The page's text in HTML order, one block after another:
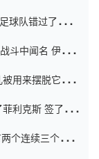
球队错过了世界
斗中闻名 伊万放
用来摆脱它
利克斯 签了7年
个连续三个连续